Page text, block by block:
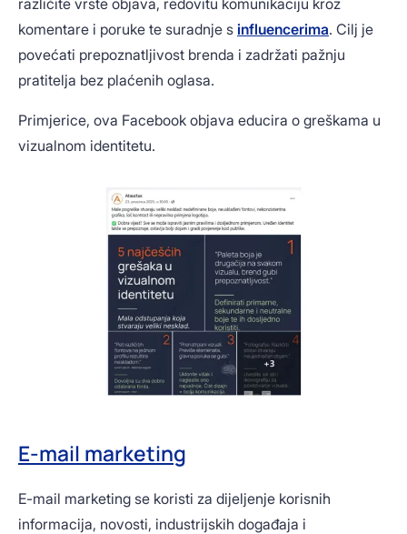
komentare i poruke te suradnje s influencerima. Cilj je
povećati prepoznatljivost brenda i zadržati pažnju
pratitelja bez plaćenih oglasa.
Primjerice, ova Facebook objava educira o greškama u
vizualnom identitetu.
E-mail marketing
E-mail marketing se koristi za dijeljenje korisnih
informacija, novosti, industrijskih događaja i